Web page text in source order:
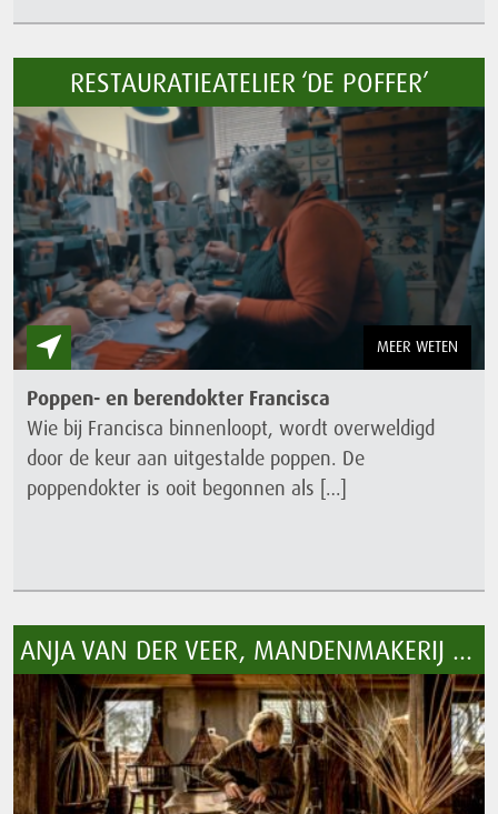
RESTAURATIEATELIER ‘DE POFFER’
MEER WETEN
Poppen- en berendokter Francisca
Wie bij Francisca binnenloopt, wordt overweldigd
door de keur aan uitgestalde poppen. De
poppendokter is ooit begonnen als […]
ANJA VAN DER VEER, MANDENMAKERIJ MUDZ VLECHTWERK